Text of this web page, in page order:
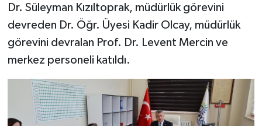
Dr. Süleyman Kızıltoprak, müdürlük görevini
devreden Dr. Öğr. Üyesi Kadir Olcay, müdürlük
görevini devralan Prof. Dr. Levent Mercin ve
merkez personeli katıldı.
Politika
Resmi İlan
Sağlık